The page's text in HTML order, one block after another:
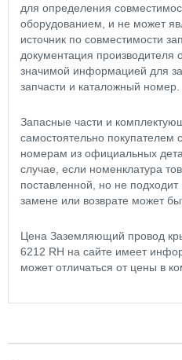
для определения
оборудованием, и не может
источник по совместимости
документация производителя
значимой информацией для
запчасти и каталожный номер.
Запасные части и
самостоятельно покупателем
номерам из официальных
случае, если номенклатура
поставленной, но не
замене или возврате может
Цена Заземляющий провод
6212 RH на сайте имеет
может отличаться от цены в